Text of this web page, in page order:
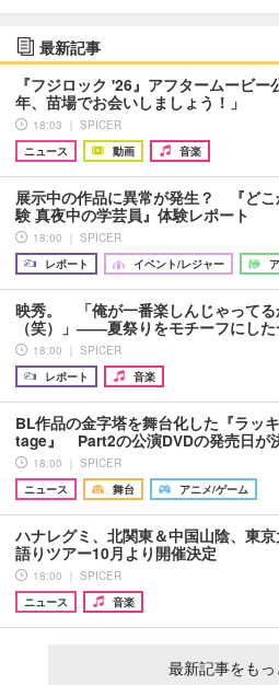
最新記事
『フジロック '26』アフタームービ
年、苗場でお会いしましょう！」
18:03 ｜ SPICER
ニュース
動画 音楽
展示中の作品に異常が発生？ 『ど
験 真夜中の学芸員』体験レポート
18:00 ｜ SPICER
レポート
イベント/レジャー
映秀。 「俺が一番楽しんじゃってる
（笑）」――夏祭りをモチーフにし
18:00 ｜ SPICER
レポート
音楽
BL作品の金字塔を舞台化した『ラッ
tage』 Part2の公演DVDの発売日が
18:00 ｜ SPICER
ニュース
舞台 アニメ/ゲーム
ハナレグミ、北関東＆中国山陰、東
語りツアー10月より開催決定
18:00 ｜ SPICER
ニュース
音楽
最新記事をもっ